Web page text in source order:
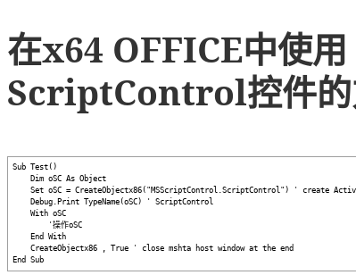
在x64 OFFICE中使用
ScriptControl控件的
Sub Test()
Dim oSC As Object
Set oSC = CreateObjectx86("MSScriptControl.ScriptControl") ' create
Debug.Print TypeName(oSC) ' ScriptControl
With oSC
'操作oSC
End With
CreateObjectx86 , True ' close mshta host window at the end
End Sub